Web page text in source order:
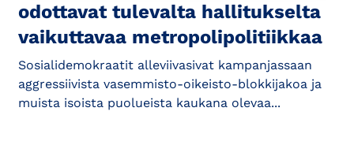
odottavat tulevalta hallitukselta
vaikuttavaa metropolipolitiikkaa
Sosialidemokraatit alleviivasivat kampanjassaan
aggressiivista vasemmisto-oikeisto-blokkijakoa ja
muista isoista puolueista kaukana olevaa...